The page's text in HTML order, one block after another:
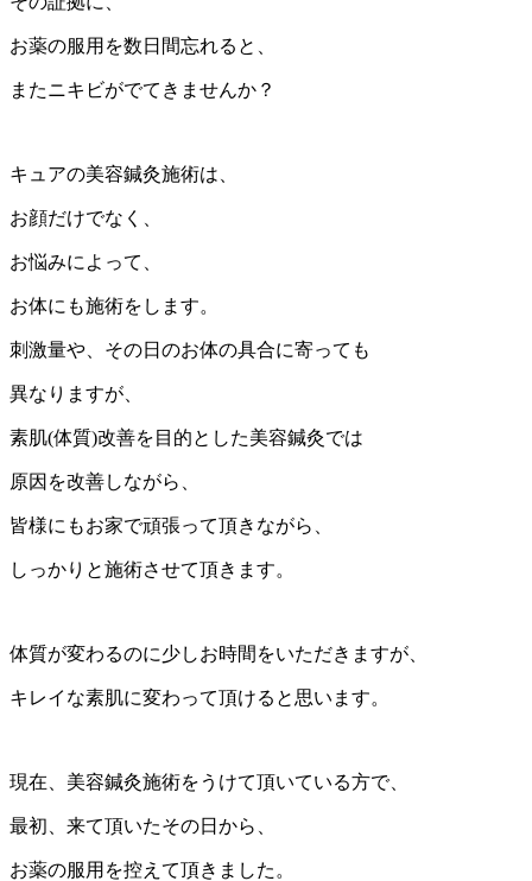
お薬の服用を数日間忘れると、
またニキビがでてきませんか？
キュアの美容鍼灸施術は、
お顔だけでなく、
お悩みによって、
お体にも施術をします。
刺激量や、その日のお体の具合に寄っても
異なりますが、
素肌(体質)改善を目的とした美容鍼灸では
原因を改善しながら、
皆様にもお家で頑張って頂きながら、
しっかりと施術させて頂きます。
体質が変わるのに少しお時間をいただきますが、
キレイな素肌に変わって頂けると思います。
現在、美容鍼灸施術をうけて頂いている方で、
最初、来て頂いたその日から、
お薬の服用を控えて頂きました。